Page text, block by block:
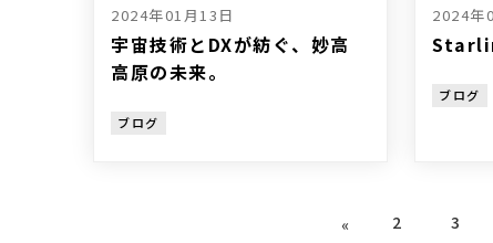
2024年01月13日
宇宙技術とDXが紡ぐ、妙高
高原の未来。
ブログ
2024年
ブログ
« 2 3